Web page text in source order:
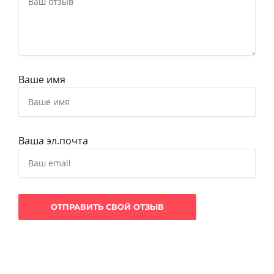
Ваше имя
Ваша эл.почта